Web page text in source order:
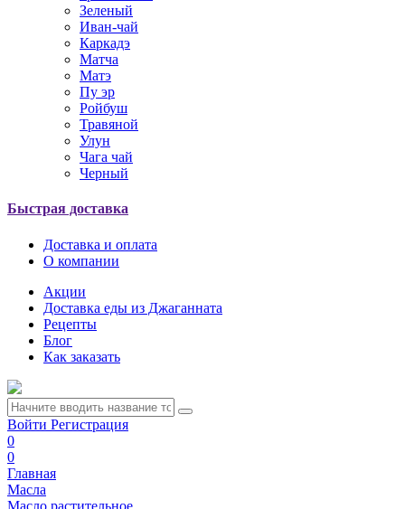
Зеленый
Иван-чай
Каркадэ
Матча
Матэ
Пу эр
Ройбуш
Травяной
Улун
Чага чай
Черный
Быстрая доставка
Доставка и оплата
О компании
Акции
Доставка еды из Джаганната
Рецепты
Блог
Как заказать
Войти Регистрация
0
0
Главная
Масла
Масло растительное